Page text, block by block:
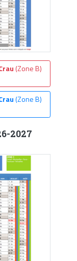
(Zone B)
(Zone B)
2027